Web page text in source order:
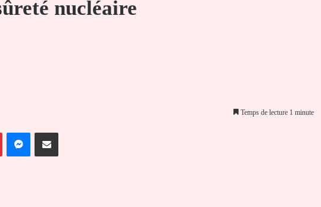
nucléaire
Temps de lecture 1 minute
PinterestMessengerPartager par email